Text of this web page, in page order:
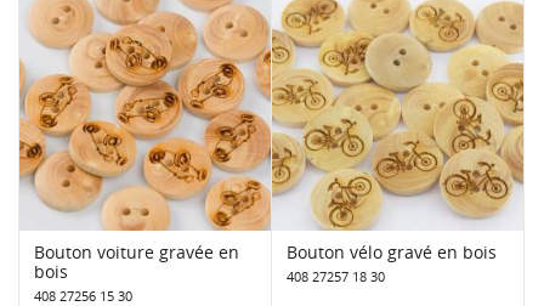
Bouton voiture gravée en
bois
408 27256 15 30
Bouton vélo gravé en bois
408 27257 18 30